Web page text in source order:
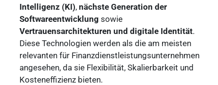
Intelligenz (KI), nächste Generation der
Softwareentwicklung sowie
Vertrauensarchitekturen und digitale Identität.
Diese Technologien werden als die am meisten
relevanten für Finanzdienstleistungsunternehmen
angesehen, da sie Flexibilität, Skalierbarkeit und
Kosteneffizienz bieten.